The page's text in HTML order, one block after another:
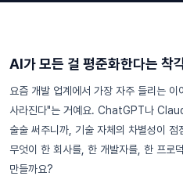
AI가 모든 걸 평준화한다는 착
요즘 개발 업계에서 가장 자주 들리는
사라진다"는 거예요. ChatGPT나
술술 써주니까, 기술 자체의 차별성이
무엇이 한 회사를, 한 개발자를, 한 프로
만들까요?